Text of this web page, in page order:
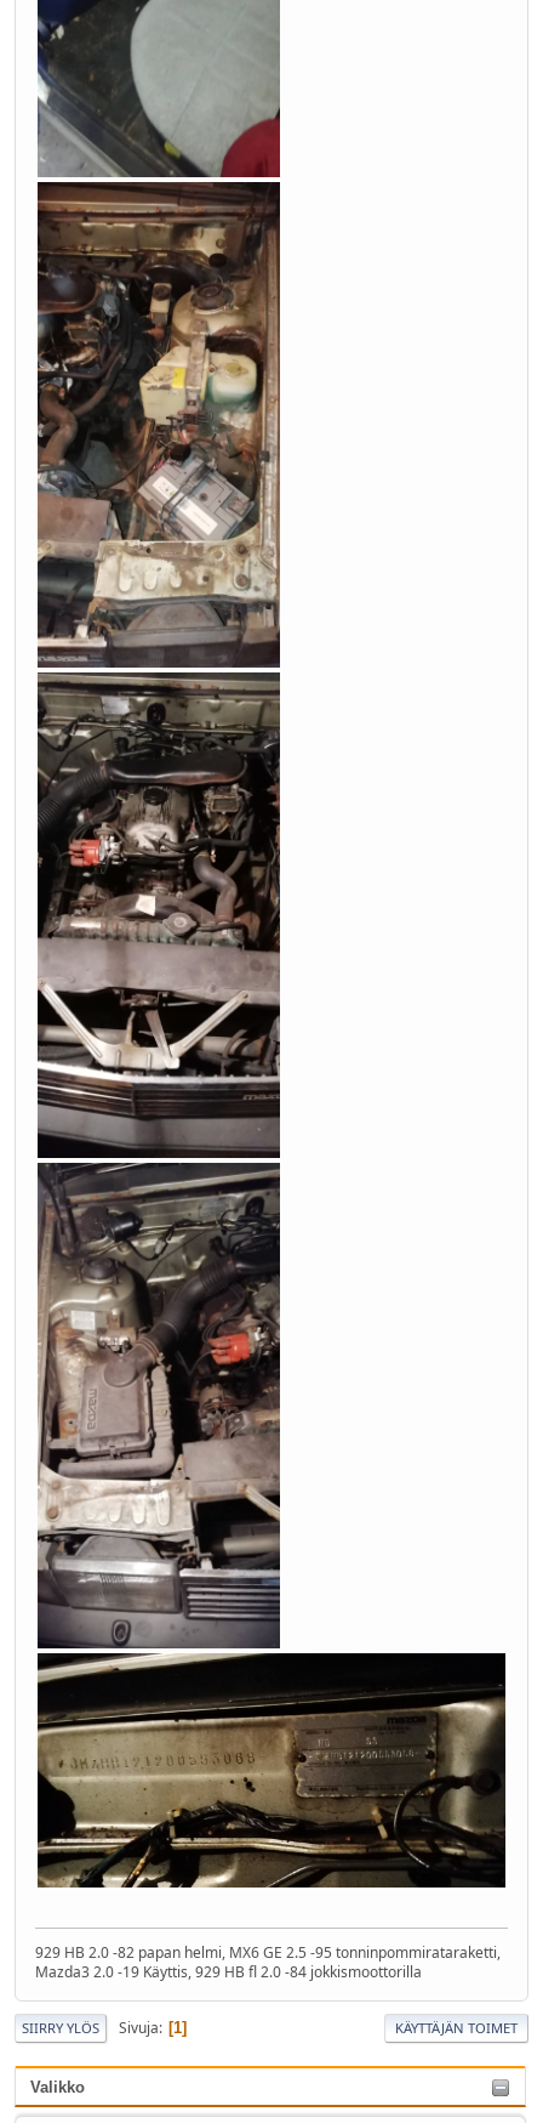
Valikko
929 HB 2.0 -82 papan helmi, MX6 GE 2.5 -95 tonninpommirataraketti,
Mazda3 2.0 -19 Käyttis, 929 HB fl 2.0 -84 jokkismoottorilla
SIIRRY YLÖS Sivuja 1 KÄYTTÄJÄN TOIMET